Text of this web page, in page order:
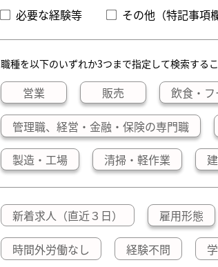
必要な経験等
その他（特記事項
職種を以下のいずれか3つまで指定して検索する
営業 販売 飲食・
管理職、経営・金融・保険の専門職
製造・工場 清掃・軽作業
新着求人（直近３日） 雇用形態
時間外労働なし 経験不問